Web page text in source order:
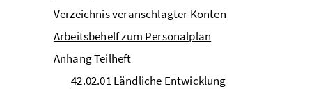
Verzeichnis veranschlagter Konten
Arbeitsbehelf zum Personalplan
Anhang Teilheft
42.02.01 Ländliche Entwicklung